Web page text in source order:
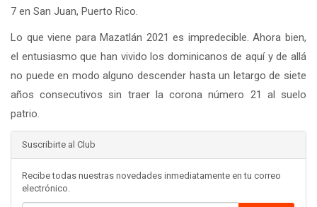
7 en San Juan, Puerto Rico.
Lo que viene para Mazatlán 2021 es impredecible. Ahora bien,
el entusiasmo que han vivido los dominicanos de aquí y de allá
no puede en modo alguno descender hasta un letargo de siete
años consecutivos sin traer la corona número 21 al suelo
patrio.
Suscribirte al Club
Recibe todas nuestras novedades inmediatamente en tu correo
electrónico.